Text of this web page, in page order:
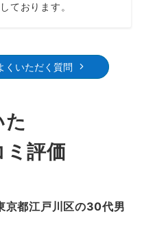
ております。
くいただく質問
ミ評価
京都江戸川区の30代男